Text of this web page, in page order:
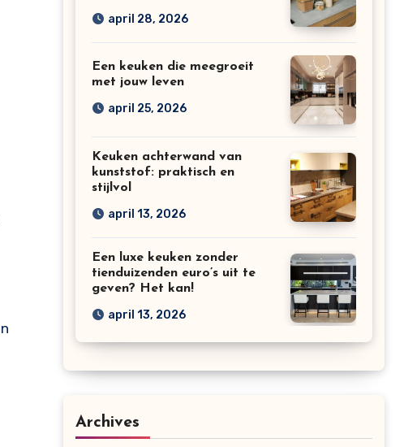
april 28, 2026
Een keuken die meegroeit
met jouw leven
april 25, 2026
Keuken achterwand van
kunststof: praktisch en
stijlvol
april 13, 2026
Een luxe keuken zonder
tienduizenden euro’s uit te
geven? Het kan!
april 13, 2026
Archives